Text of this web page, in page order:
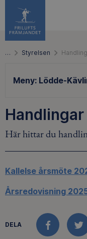
… Styrelsen
Meny: Lödde-
Här hittar du
Kallelse årsmöte
Årsredovisning
DELA